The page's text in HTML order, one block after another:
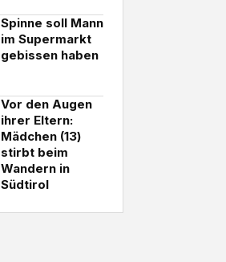
Spinne soll Mann
im Supermarkt
gebissen haben
Vor den Augen
ihrer Eltern:
Mädchen (13)
stirbt beim
Wandern in
Südtirol